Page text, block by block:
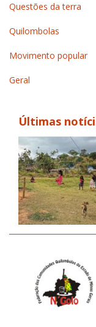
Questões da terra
Quilombolas
Movimento popular
Geral
Últimas